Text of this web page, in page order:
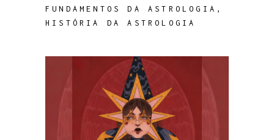
FUNDAMENTOS DA ASTROLOGIA ,
HISTÓRIA DA ASTROLOGIA